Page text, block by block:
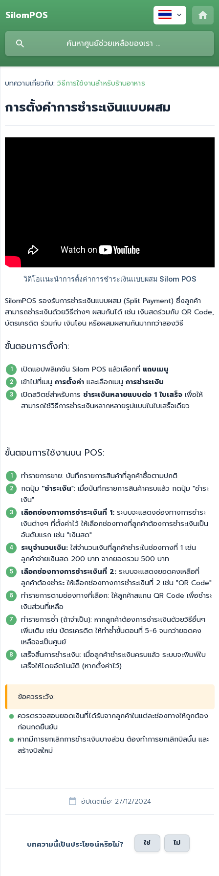
SilomPOS
บทความเกี่ยวกับ: วิธีการใช้งานสำหรับร้านอาหาร
การตั้งค่าการชำระเงินเเบบผสม
SilomPOS รองรับการชำระเงินแบบผสม (Split Payment) ซึ่งลูกค้า
สามารถชำระเงินด้วยวิธีต่างๆ ผสมกันได้ เช่น เงินสดร่วมกับ QR Code,
บัตรเครดิต ร่วมกับ เงินโอน หรือผสมผสานกันมากกว่าสองวิธี
ขั้นตอนการตั้งค่า:
เปิดแอปพลิเคชัน Silom POS แล้วเลือกที่ แถบเมนู
เข้าไปที่เมนู การตั้งค่า และเลือกเมนู การชำระเงิน
เปิดสวิตช์สำหรับการ ชำระเงินหลายแบบต่อ 1 ใบเสร็จ เพื่อให้
สามารถใช้วิธีการชำระเงินหลากหลายรูปแบบในใบเสร็จเดียว
ขั้นตอนการใช้งานบน POS:
ทำรายการขาย: บันทึกรายการสินค้าที่ลูกค้าซื้อตามปกติ
กดปุ่ม "ชำระเงิน": เมื่อบันทึกรายการสินค้าครบแล้ว กดปุ่ม "ชำระ
เงิน"
เลือกช่องทางการชำระเงินที่ 1: ระบบจะแสดงช่องทางการชำระ
เงินต่างๆ ที่ตั้งค่าไว้ ให้เลือกช่องทางที่ลูกค้าต้องการชำระเงินเป็น
อันดับแรก เช่น "เงินสด"
ระบุจำนวนเงิน:ใส่จำนวนเงินที่ลูกค้าชำระในช่องทางที่ 1 เช่น
ลูกค้าจ่ายเงินสด 200 บาท จากยอดรวม 500 บาท
เลือกช่องทางการชำระเงินที่ 2: ระบบจะแสดงยอดคงเหลือที่
ลูกค้าต้องชำระ ให้เลือกช่องทางการชำระเงินที่ 2 เช่น "QR Code"
ทำรายการตามช่องทางที่เลือก: ให้ลูกค้าสแกน QR Code เพื่อชำระ
เงินส่วนที่เหลือ
ทำรายการซ้ำ (ถ้าจำเป็น): หากลูกค้าต้องการชำระเงินด้วยวิธีอื่นๆ
เพิ่มเติม เช่น บัตรเครดิต ให้ทำซ้ำขั้นตอนที่ 5-6 จนกว่ายอดคง
เหลือจะเป็นศูนย์
เสร็จสิ้นการชำระเงิน: เมื่อลูกค้าชำระเงินครบแล้ว ระบบจะพิมพ์ใบ
เสร็จให้โดยอัตโนมัติ (หากตั้งค่าไว้)
ข้อควรระวัง:
ควรตรวจสอบยอดเงินที่ได้รับจากลูกค้าในแต่ละช่องทางให้ถูกต้อง
ก่อนกดยืนยัน
หากมีการยกเลิกการชำระเงินบางส่วน ต้องทำการยกเลิกบิลนั้น และ
สร้างบิลใหม่
อัปเดตเมื่อ: 27/12/2024
บทความนี้เป็นประโยชน์หรือไม่? ใช่ ไม่